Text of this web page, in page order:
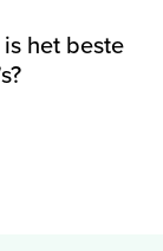
het beste